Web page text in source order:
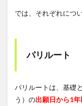
では、それぞれにつ
パリルート
パリルートは、基礎
う）の出願日から1